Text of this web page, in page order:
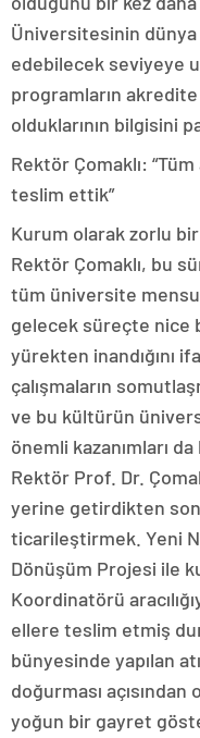
Üniversitesinin
edebilecek seviyeye
programların
olduklarının bilgisini
Rektör Çomaklı:
teslim ettik”
Kurum olarak zorlu
Rektör Çomaklı, bu
tüm üniversite
gelecek süreçte nice
yürekten inandığını
çalışmaların
ve bu kültürün
önemli kazanımları
Rektör Prof. Dr.
yerine getirdikten
ticarileştirmek. Yeni
Dönüşüm Projesi ile
Koordinatörü
ellere teslim etmiş
bünyesinde yapılan
doğurması
yoğun bir gayret